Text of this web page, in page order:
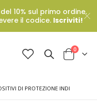
10% sul primo ordine.
il codice. Iscriviti!
Cart
0Prodotti
DI PROTEZIONE INDI